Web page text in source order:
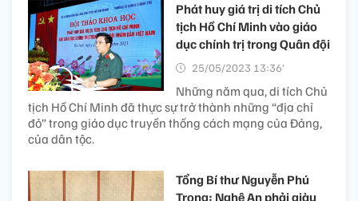
Phát huy giá trị di tích Chủ
tịch Hồ Chí Minh vào giáo
dục chính trị trong Quân đội
25/05/2023 13:36’
Những năm qua, di tích Chủ
tịch Hồ Chí Minh đã thực sự trở thành những “địa chỉ
đỏ” trong giáo dục truyền thống cách mạng của Đảng,
của dân tộc.
Tổng Bí thư Nguyễn Phú
Trọng: Nghệ An phải giàu